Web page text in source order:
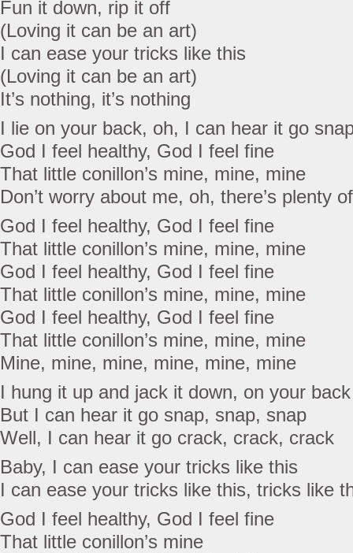
Fun it down, rip it off
(Loving it can be an art)
I can ease your tricks like this
(Loving it can be an art)
It’s nothing, it’s nothing
I lie on your back, oh, I can hear it go
God I feel healthy, God I feel fine
That little conillon’s mine, mine, mine
Don’t worry about me, oh, there’s plenty
God I feel healthy, God I feel fine
That little conillon’s mine, mine, mine
God I feel healthy, God I feel fine
That little conillon’s mine, mine, mine
God I feel healthy, God I feel fine
That little conillon’s mine, mine, mine
Mine, mine, mine, mine, mine, mine
I hung it up and jack it down, on your back
But I can hear it go snap, snap, snap
Well, I can hear it go crack, crack, crack
Baby, I can ease your tricks like this
I can ease your tricks like this, tricks like
God I feel healthy, God I feel fine
That little conillon’s mine